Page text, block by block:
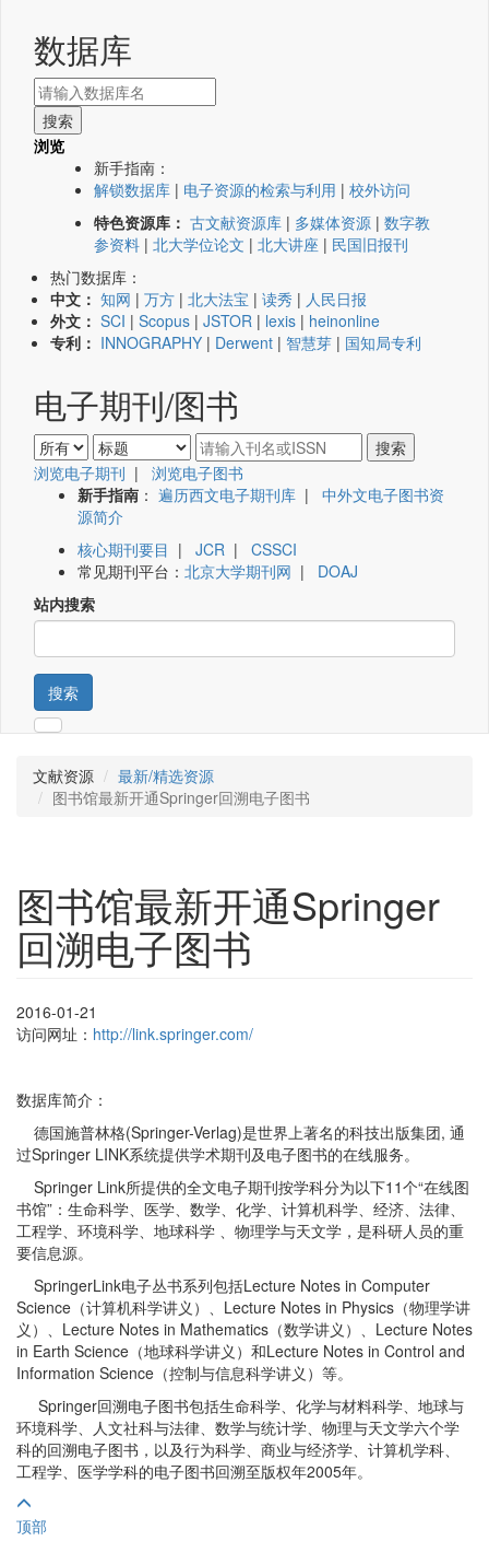
数据库
浏览
新手指南：
解锁数据库 | 电子资源的检索与利用 | 校外访问
特色资源库： 古文献资源库 | 多媒体资源 | 数字教
参资料 | 北大学位论文 | 北大讲座 | 民国旧报刊
热门数据库：
中文： 知网 | 万方 | 北大法宝 | 读秀 | 人民日报
外文： SCI | Scopus | JSTOR | lexis | heinonline
专利： INNOGRAPHY | Derwent | 智慧芽 | 国知局专利
电子期刊/图书
浏览电子期刊 | 浏览电子图书
新手指南 ： 遍历西文电子期刊库 | 中外文电子图书资
源简介
核心期刊要目 | JCR | CSSCI
常见期刊平台： 北京大学期刊网 | DOAJ
站内搜索
搜索
文献资源
最新/精选资源
图书馆最新开通Springer回溯电子图书
图书馆最新开通Springer
回溯电子图书
2016-01-21
访问网址： http://link.springer.com/
数据库简介：
德国施普林格(Springer-Verlag)是世界上著名的科技出版集团, 通
过Springer LINK系统提供学术期刊及电子图书的在线服务。
Springer Link所提供的全文电子期刊按学科分为以下11个“在线图
书馆”：生命科学、医学、数学、化学、计算机科学、经济、法律、
工程学、环境科学、地球科学 、物理学与天文学，是科研人员的重
要信息源。
SpringerLink电子丛书系列包括Lecture Notes in Computer
Science（计算机科学讲义）、Lecture Notes in Physics（物理学讲
义）、Lecture Notes in Mathematics（数学讲义）、Lecture Notes
in Earth Science（地球科学讲义）和Lecture Notes in Control and
Information Science（控制与信息科学讲义）等。
Springer回溯电子图书包括生命科学、化学与材料科学、地球与
环境科学、人文社科与法律、数学与统计学、物理与天文学六个学
科的回溯电子图书，以及行为科学、商业与经济学、计算机学科、
工程学、医学学科的电子图书回溯至版权年2005年。
顶部